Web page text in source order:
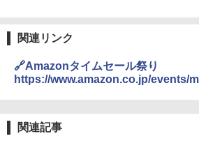
関連リンク
🔗Amazonタイムセール祭り
https://www.amazon.co.jp/events/
関連記事